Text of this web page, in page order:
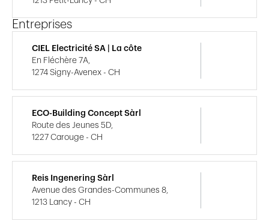
Entreprises
CIEL Electricité SA | La côte
En Fléchère 7A,
1274 Signy-Avenex - CH
ECO-Building Concept Sàrl
Route des Jeunes 5D,
1227 Carouge - CH
Reis Ingenering Sàrl
Avenue des Grandes-Communes 8,
1213 Lancy - CH